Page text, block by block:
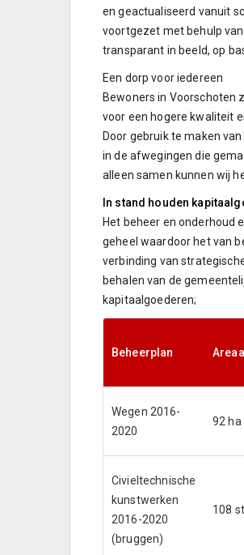
en geactualiseerd vanuit
voortgezet met behulp
transparant in beeld, op
Een dorp voor iedereen
Bewoners in Voorschoten
voor een hogere kwaliteit
Door gebruik te maken
in de afwegingen die
alleen samen kunnen wij
In stand houden
Het beheer en onderhoud
geheel waardoor het van
verbinding van
behalen van de
kapitaalgoederen;
Beheerplan
Wegen 2016-
2020
92 ha
Civieltechnische
kunstwerken
2016-2020
(bruggen)
108